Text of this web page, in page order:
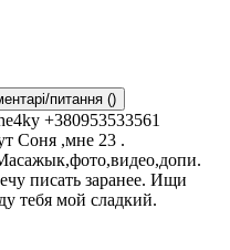
питання ()
+380953533561
Соня ,мне 23 .
писать заранее. Ищи
тебя мой сладкий.